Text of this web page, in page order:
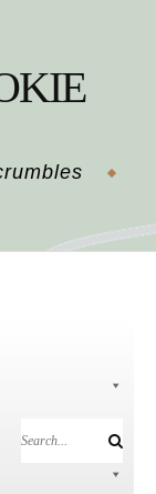
Search
Search